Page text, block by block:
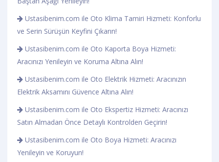
Ustasibenim.com ile Oto Klima Tamiri Hizmeti: Konforlu
ve Serin Sürüşün Keyfini Çıkarın!
Ustasibenim.com ile Oto Kaporta Boya Hizmeti:
Aracınızı Yenileyin ve Koruma Altına Alın!
Ustasibenim.com ile Oto Elektrik Hizmeti: Aracınızın
Elektrik Aksamını Güvence Altına Alın!
Ustasibenim.com ile Oto Ekspertiz Hizmeti: Aracınızı
Satın Almadan Önce Detaylı Kontrolden Geçirin!
Ustasibenim.com ile Oto Boya Hizmeti: Aracınızı
Yenileyin ve Koruyun!